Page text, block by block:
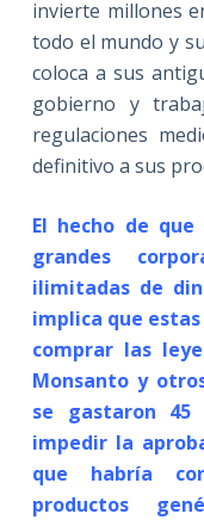
invierte millones
todo el mundo y
coloca a sus
gobierno y
regulaciones
definitivo a sus
El hecho de
grandes
ilimitadas de
implica que
comprar las
Monsanto y
se gastaron
impedir la
que habría
productos